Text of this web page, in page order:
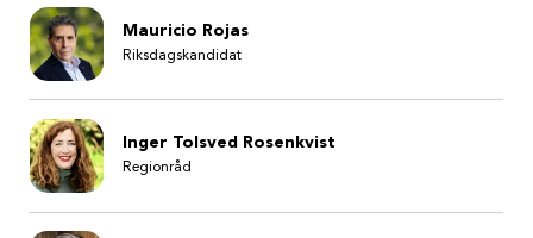
Mauricio Rojas
Riksdagskandidat
Inger Tolsved Rosenkvist
Regionråd